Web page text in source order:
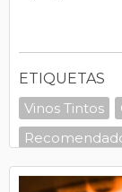
ETIQUETAS
Vinos Tintos